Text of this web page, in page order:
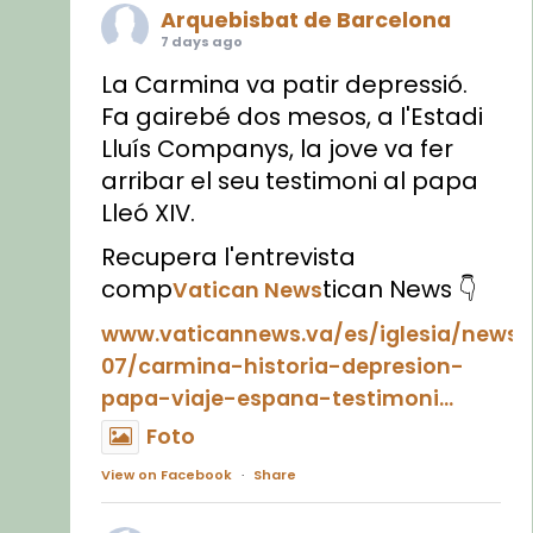
Arquebisbat de Barcelona
7 days ago
La Carmina va patir depressió.
Fa gairebé dos mesos, a l'Estadi
Lluís Companys, la jove va fer
arribar el seu testimoni al papa
Lleó XIV.
Recupera l'entrevista
compVatican Newstican News 👇
www.vaticannews.va/es/iglesia/news/
07/carmina-historia-depresion-
papa-viaje-espana-testimoni...
Foto
View on Facebook · Share